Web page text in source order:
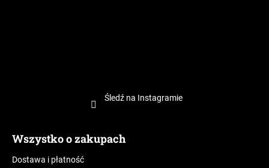
Śledź na Instagramie
Wszystko o zakupach
Dostawa i płatność